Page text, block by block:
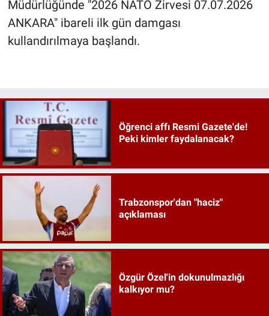
Müdürlüğünde "2026 NATO Zirvesi 07.07.2026
ANKARA" ibareli ilk gün damgası
kullandırılmaya başlandı.​​​​​​​
Öğrenci affı Resmi Gazete'de!
Peki kimler faydalanacak?
Trabzonspor'dan "haciz"
açıklaması
Özgür Özel'in dokunulmazlığı
kalkıyor mu?